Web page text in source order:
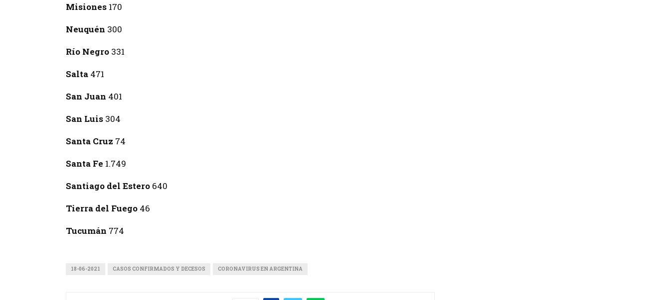
Misiones 170
Neuquén 300
Río Negro 331
Salta 471
San Juan 401
San Luis 304
Santa Cruz 74
Santa Fe 1.749
Santiago del Estero 640
Tierra del Fuego 46
Tucumán 774
18-06-2021 CASOS CONFIRMADOS Y DECESOS CORONAVIRUS EN ARGENTINA